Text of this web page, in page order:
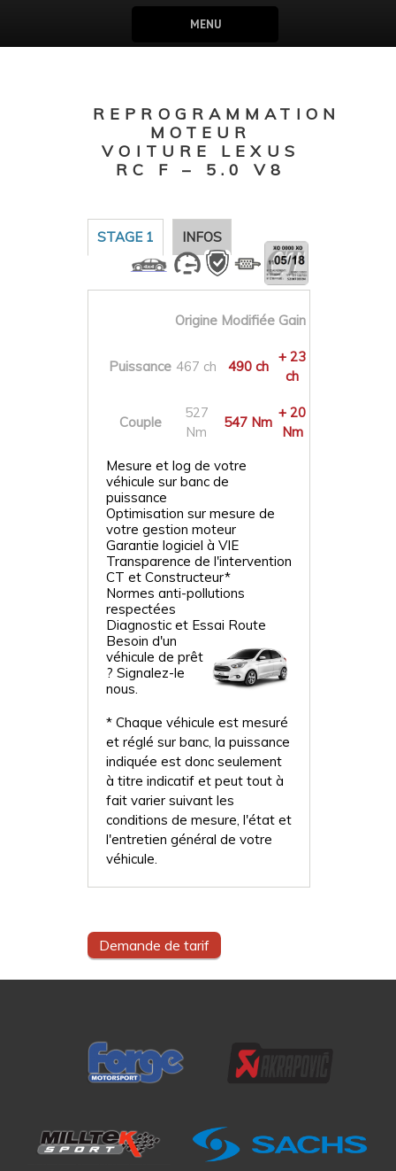
MENU
REPROGRAMMATION
MOTEUR
VOITURE LEXUS
RC F – 5.0 V8
STAGE 1 INFOS
Origine Modifiée Gain
Puissance 467 ch 490 ch
+ 23
ch
Couple
527
Nm
547 Nm
+ 20
Nm
Mesure et log de votre
véhicule sur banc de
puissance
Optimisation sur mesure de
votre gestion moteur
Garantie logiciel à VIE
Transparence de l'intervention
CT et Constructeur*
Normes anti-pollutions
respectées
Diagnostic et Essai Route
Besoin d'un
véhicule de prêt
? Signalez-le
nous.
* Chaque véhicule est mesuré
et réglé sur banc, la puissance
indiquée est donc seulement
à titre indicatif et peut tout à
fait varier suivant les
conditions de mesure, l'état et
l'entretien général de votre
véhicule.
Demande de tarif